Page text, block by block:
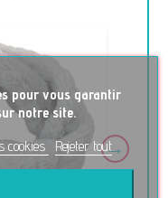
pour vous garantir
notre site.
cookies Rejeter tout